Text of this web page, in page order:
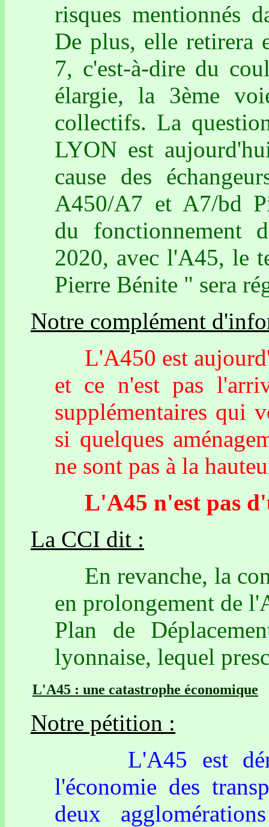
risques mentionnés
De plus, elle retirera
7, c'est-à-dire du
élargie, la 3ème
collectifs. La
LYON est
cause des
A450/A7 et A7/bd
du fonctionnement
2020, avec l'A45, le
Pierre Bénite " sera
Notre complément
L'A450 est
et ce n'est pas
supplémentaires qui
si quelques
ne sont pas à la
L'A45 n'est pas
La CCI dit :
En revanche, la
en prolongement de
Plan de
lyonnaise, lequel
L'A45 : une catastrophe économique
Notre pétition :
L'A45 est
l'économie des
deux